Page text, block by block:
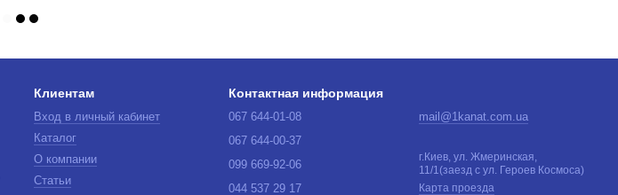
Клиентам
Вход в личный кабинет
Каталог
О компании
Статьи
Контактная информация
067 644-01-08
067 644-00-37
099 669-92-06
044 537 29 17
mail@1kanat.com.ua
г.Киев, ул. Жмеринская,
11/1(заезд с ул. Героев Космоса)
Карта проезда